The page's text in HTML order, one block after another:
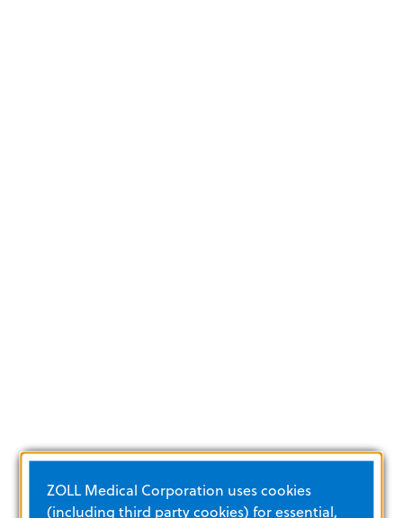
ZOLL Medical Corporation uses cookies
(including third party cookies) for essential,